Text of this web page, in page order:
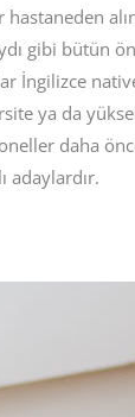
gibi bütün
İngilizce
ya da
daha
adaylardır.